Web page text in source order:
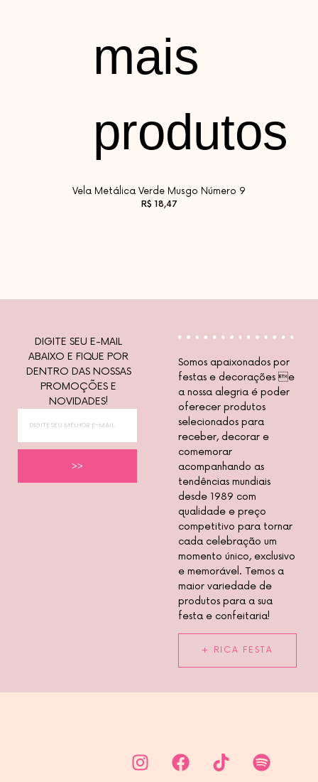
mais
produtos
Vela Metálica Verde Musgo Número 9
R$ 18,47
DIGITE SEU E-MAIL
ABAIXO E FIQUE POR
DENTRO DAS NOSSAS
PROMOÇÕES E
NOVIDADES!
>>
Somos apaixonados por
festas e decorações e
a nossa alegria é poder
oferecer produtos
selecionados para
receber, decorar e
comemorar
acompanhando as
tendências mundiais
desde 1989 com
qualidade e preço
competitivo para tornar
cada celebração um
momento único, exclusivo
e memorável. Temos a
maior variedade de
produtos para a sua
festa e confeitaria!
+ RICA FESTA